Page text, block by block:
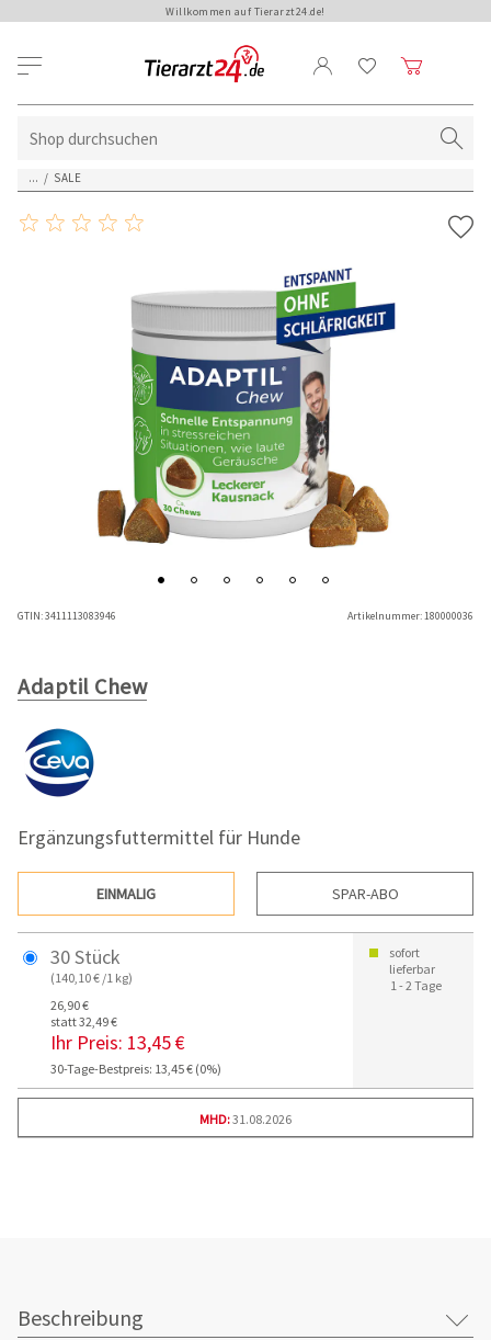
Willkommen auf Tierarzt24.de!
... / SALE
GTIN:3411113083946 Artikelnummer:180000036
Adaptil Chew
Ergänzungsfuttermittel für Hunde
EINMALIG SPAR-ABO
30 Stück
(140,10 € /1 kg)
statt 32,49 €
26,90 €
Ihr Preis: 13,45 €
30-Tage-Bestpreis: 13,45 € (0%)
sofort
lieferbar
1 - 2 Tage
MHD:31.08.2026
Beschreibung